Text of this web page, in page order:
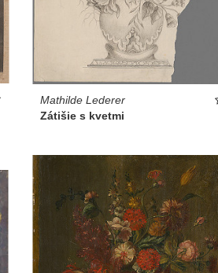
Mathilde Lederer
Zátišie s kvetmi